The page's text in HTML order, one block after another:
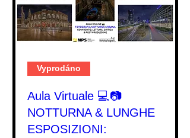
Vyprodáno
Aula Virtuale 💻📷
NOTTURNA & LUNGHE
ESPOSIZIONI: